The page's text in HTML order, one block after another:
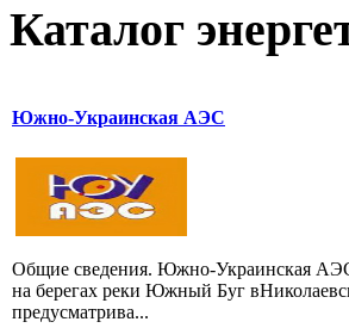
Каталог
Южно-Украинская АЭС
Общие сведения. Южно-Украинская
на берегах реки Южный Буг
предусматрива...